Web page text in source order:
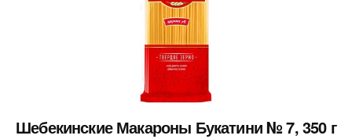
Шебекинские Макароны Букатини № 7, 350 г